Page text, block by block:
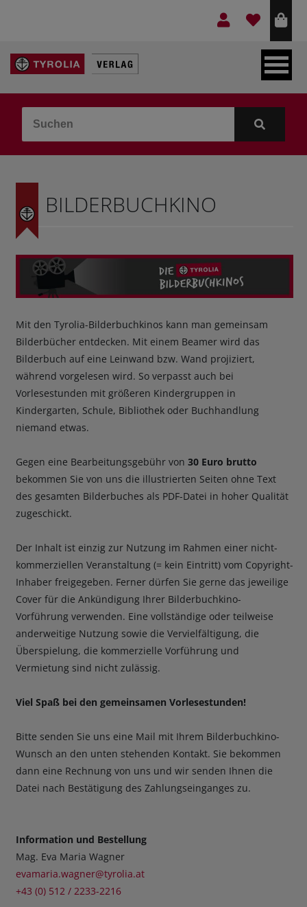
LEBEN & GLAUBE
KOCHEN & GESUNDHEIT
KINDER- & JUGENDBUCH
VERLAG
IDEEN & BEGLEITMATERIAL
BILDERBUCHKINO
Mit den Tyrolia-Bilderbuchkinos kann man gemeinsam
Bilderbücher entdecken. Mit einem Beamer wird das
Bilderbuch auf eine Leinwand bzw. Wand projiziert,
während vorgelesen wird. So verpasst auch bei
Vorlesestunden mit größeren Kindergruppen in
Kindergarten, Schule, Bibliothek oder Buchhandlung
niemand etwas.
Gegen eine Bearbeitungsgebühr von 30 Euro brutto
bekommen Sie von uns die illustrierten Seiten ohne Text
des gesamten Bilderbuches als PDF-Datei in hoher Qualität
zugeschickt.
Der Inhalt ist einzig zur Nutzung im Rahmen einer nicht-
kommerziellen Veranstaltung (= kein Eintritt) vom Copyright-
Inhaber freigegeben. Ferner dürfen Sie gerne das jeweilige
Cover für die Ankündigung Ihrer Bilderbuchkino-
Vorführung verwenden. Eine vollständige oder teilweise
anderweitige Nutzung sowie die Vervielfältigung, die
Überspielung, die kommerzielle Vorführung und
Vermietung sind nicht zulässig.
Viel Spaß bei den gemeinsamen Vorlesestunden!
Bitte senden Sie uns eine Mail mit Ihrem Bilderbuchkino-
Wunsch an den unten stehenden Kontakt. Sie bekommen
dann eine Rechnung von uns und wir senden Ihnen die
Datei nach Bestätigung des Zahlungseinganges zu.
Information und Bestellung
Mag. Eva Maria Wagner
evamaria.wagner@tyrolia.at
+43 (0) 512 / 2233-2216